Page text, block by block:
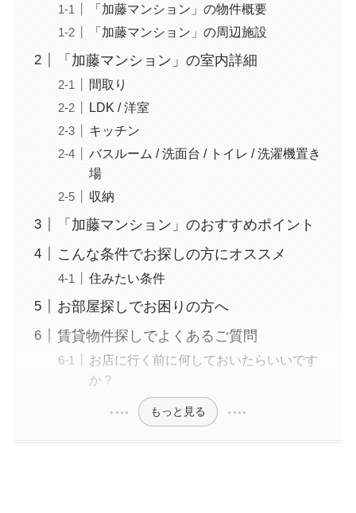
「加藤マンション」の物件概要
「加藤マンション」の周辺施設
「加藤マンション」の室内詳細
間取り
LDK / 洋室
キッチン
バスルーム / 洗面台 / トイレ / 洗濯機置き
場
収納
「加藤マンション」のおすすめポイント
こんな条件でお探しの方にオススメ
住みたい条件
お部屋探しでお困りの方へ
賃貸物件探しでよくあるご質問
お店に行く前に何しておいたらいいです
か？
もっと見る